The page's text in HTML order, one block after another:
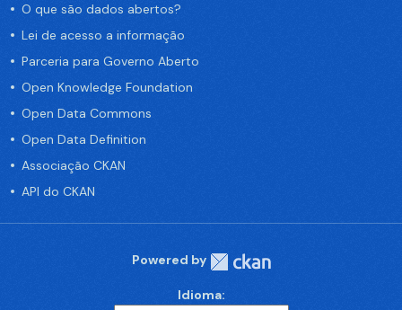
O que são dados abertos?
Lei de acesso a informação
Parceria para Governo Aberto
Open Knowledge Foundation
Open Data Commons
Open Data Definition
Associação CKAN
API do CKAN
Powered by
Idioma